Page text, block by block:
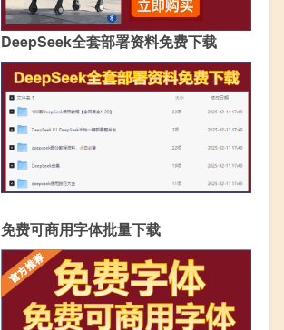
DeepSeek全套部署资料免费下载
免费可商用字体批量下载